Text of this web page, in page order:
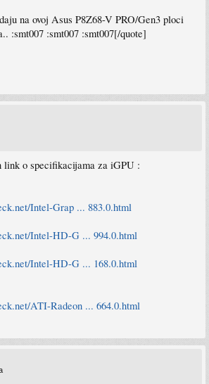
na ovoj Asus P8Z68-V PRO/Gen3 ploci
:smt007 :smt007 :smt007[/quote]
link o specifikacijama za iGPU :
Intel-Grap ... 883.0.html
Intel-HD-G ... 994.0.html
Intel-HD-G ... 168.0.html
ATI-Radeon ... 664.0.html